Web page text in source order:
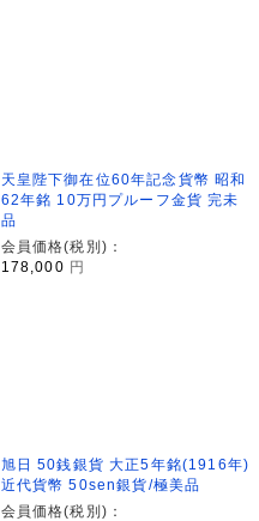
天皇陛下御在位60年記念貨幣 昭和
62年銘 10万円プルーフ金貨 完未
品
会員価格(税別)：
178,000 円
旭日 50銭銀貨 大正5年銘(1916年)
近代貨幣 50sen銀貨/極美品
会員価格(税別)：